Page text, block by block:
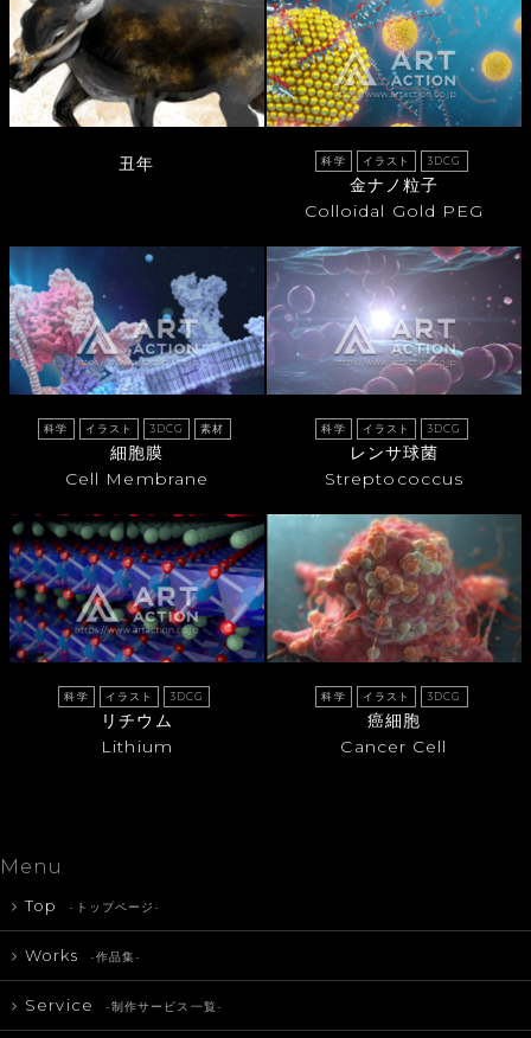
丑年 科学 イラスト 3DCG
金ナノ粒子
Colloidal Gold PEG
科学 イラスト 3DCG 素材
細胞膜
Cell Membrane
科学 イラスト 3DCG
レンサ球菌
Streptococcus
科学 イラスト 3DCG
リチウム
Lithium
科学 イラスト 3DCG
癌細胞
Cancer Cell
Menu
Top -トップページ-
Works -作品集-
Service -制作サービス一覧-